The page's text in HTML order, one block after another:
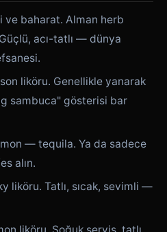
ve baharat. Alman herb
acı-tatlı — dünya
liköru. Genellikle yanarak
sambuca" gösterisi bar
— tequila. Ya da sadece
alın.
liköru. Tatlı, sıcak, sevimli —
liköru. Soğuk servis, tatlı